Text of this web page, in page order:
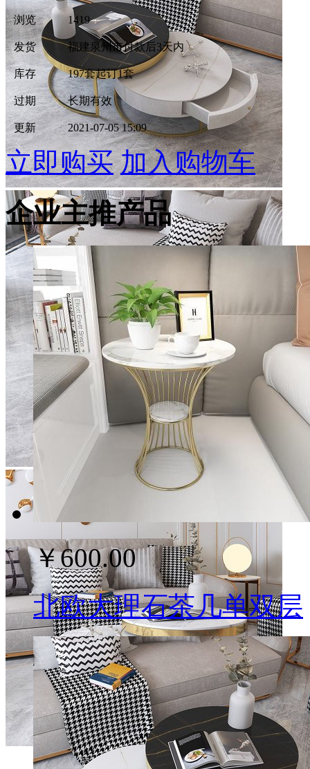
浏览 1419
发货 福建泉州市付款后3天内
库存 197套起订1套
过期 长期有效
更新 2021-07-05 15:09
立即购买 加入购物车
企业主推产品
￥600.00
北欧大理石茶几单双层